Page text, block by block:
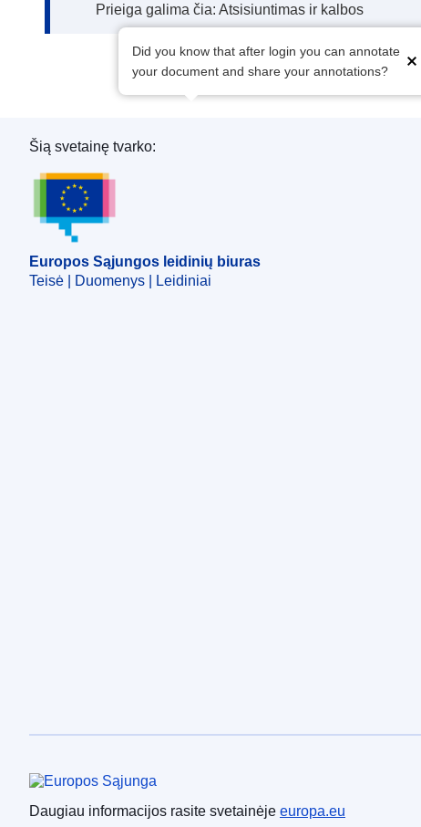
Prieiga galima čia: Atsisiuntimas ir kalbos
Did you know that after login you can annotate
your document and share your annotations?
Europos Sąjungos leidinių biuras
Šią svetainę tvarko:
Europos Sąjungos leidinių biuras
Teisė | Duomenys | Leidiniai
Europos Sąjunga
Daugiau informacijos rasite svetainėje europa.eu